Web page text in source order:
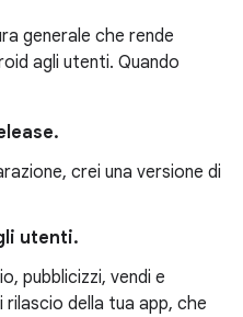
generale che rende
agli utenti. Quando
crei una versione di
utenti.
pubblicizzi, vendi e
rilascio della tua app, che